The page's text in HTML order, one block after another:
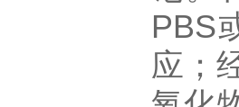
PBS
应；